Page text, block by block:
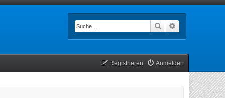
Suche
Anmelden
Registrieren